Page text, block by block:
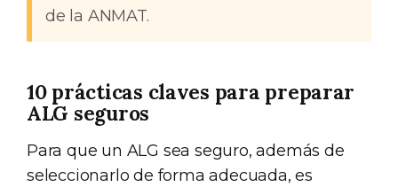
de la ANMAT.
10 prácticas claves para preparar
ALG seguros
Para que un ALG sea seguro, además de
seleccionarlo de forma adecuada, es